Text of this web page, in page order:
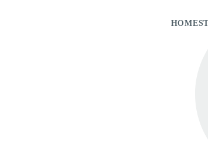
HOME